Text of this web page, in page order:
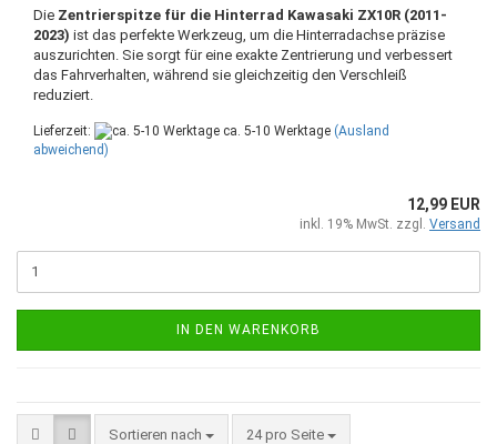
Die Zentrierspitze für die Hinterrad Kawasaki ZX10R (2011-
2023) ist das perfekte Werkzeug, um die Hinterradachse präzise
auszurichten. Sie sorgt für eine exakte Zentrierung und verbessert
das Fahrverhalten, während sie gleichzeitig den Verschleiß
reduziert.
Lieferzeit: ca. 5-10 Werktage (Ausland
abweichend)
12,99 EUR
inkl. 19% MwSt. zzgl. Versand
IN DEN WARENKORB
Sortieren nach
Sortieren nach 24 pro Seite
pro Seite